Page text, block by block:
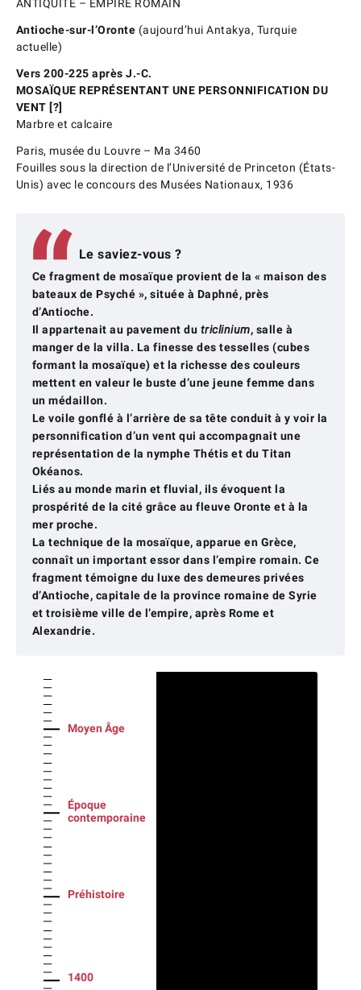
ANTIQUITÉ – EMPIRE ROMAIN
Antioche-sur-l’Oronte (aujourd’hui Antakya, Turquie
actuelle)
Vers 200-225 après J.-C.
MOSAÏQUE REPRÉSENTANT UNE PERSONNIFICATION DU
VENT [?]
Marbre et calcaire
Paris, musée du Louvre – Ma 3460
Fouilles sous la direction de l’Université de Princeton (États-
Unis) avec le concours des Musées Nationaux, 1936
Le saviez-vous ?
Ce fragment de mosaïque provient de la « maison des
bateaux de Psyché », située à Daphné, près
d’Antioche.
Il appartenait au pavement du triclinium, salle à
manger de la villa. La finesse des tesselles (cubes
formant la mosaïque) et la richesse des couleurs
mettent en valeur le buste d’une jeune femme dans
un médaillon.
Le voile gonflé à l’arrière de sa tête conduit à y voir la
personnification d’un vent qui accompagnait une
représentation de la nymphe Thétis et du Titan
Okéanos.
Liés au monde marin et fluvial, ils évoquent la
prospérité de la cité grâce au fleuve Oronte et à la
mer proche.
La technique de la mosaïque, apparue en Grèce,
connaît un important essor dans l’empire romain. Ce
fragment témoigne du luxe des demeures privées
d’Antioche, capitale de la province romaine de Syrie
et troisième ville de l’empire, après Rome et
Alexandrie.
Moyen Âge
Époque
contemporaine
Préhistoire
1400